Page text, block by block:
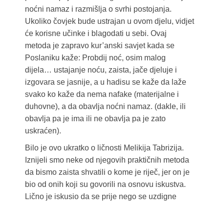
noćni namaz i razmišlja o svrhi postojanja.
Ukoliko čovjek bude ustrajan u ovom djelu, vidjet
će korisne učinke i blagodati u sebi. Ovaj
metoda je zapravo kur’anski savjet kada se
Poslaniku kaže: Probdij noć, osim malog
dijela… ustajanje noću, zaista, jače djeluje i
izgovara se jasnije, a u hadisu se kaže da laže
svako ko kaže da nema nafake (materijalne i
duhovne), a da obavlja noćni namaz. (dakle, ili
obavlja pa je ima ili ne obavlja pa je zato
uskraćen).
Bilo je ovo ukratko o ličnosti Melikija Tabrizija.
Iznijeli smo neke od njegovih praktičnih metoda
da bismo zaista shvatili o kome je riječ, jer on je
bio od onih koji su govorili na osnovu iskustva.
Lično je iskusio da se prije nego se uzdigne